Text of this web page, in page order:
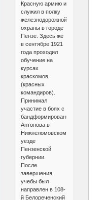
Красную армию и
служил в полку
железнодорожной
охраны в городе
Пензе. Здесь же
в сентябре 1921
года проходил
обучение на
курсах
краскомов
(красных
командиров).
Принимал
участие в боях с
бандформированиями
Антонова в
Нижнеломовском
уезде
Пензенской
губернии.
После
завершения
учебы был
направлен в 108-
й Белореченский